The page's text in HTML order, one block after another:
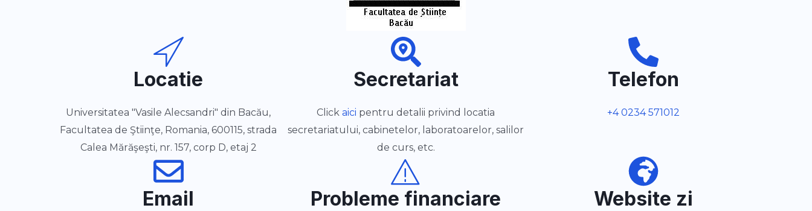
Locatie
Universitatea "Vasile Alecsandri" din Bacău,
Facultatea de Ştiinţe, Romania, 600115, strada
Calea Mărăşeşti, nr. 157, corp D, etaj 2
Secretariat
Clickaici pentru detalii privind locatia
secretariatului, cabinetelor, laboratoarelor, salilor
de curs, etc.
Telefon
+4 0234 571012
Email Probleme financiare Website zi